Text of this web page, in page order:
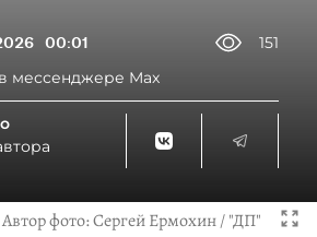
00:01
151
мессенджере Max
Автор фото:Сергей Ермохин / "ДП"